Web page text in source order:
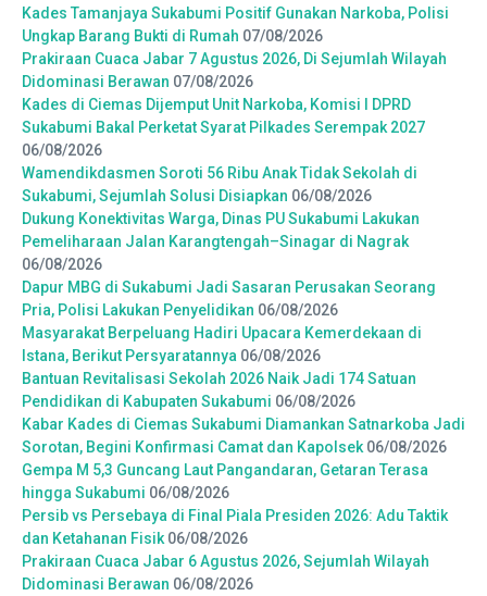
Kades Tamanjaya Sukabumi Positif Gunakan Narkoba, Polisi
Ungkap Barang Bukti di Rumah 07/08/2026
Prakiraan Cuaca Jabar 7 Agustus 2026, Di Sejumlah Wilayah
Didominasi Berawan 07/08/2026
Kades di Ciemas Dijemput Unit Narkoba, Komisi I DPRD
Sukabumi Bakal Perketat Syarat Pilkades Serempak 2027
06/08/2026
Wamendikdasmen Soroti 56 Ribu Anak Tidak Sekolah di
Sukabumi, Sejumlah Solusi Disiapkan 06/08/2026
Dukung Konektivitas Warga, Dinas PU Sukabumi Lakukan
Pemeliharaan Jalan Karangtengah–Sinagar di Nagrak
06/08/2026
Dapur MBG di Sukabumi Jadi Sasaran Perusakan Seorang
Pria, Polisi Lakukan Penyelidikan 06/08/2026
Masyarakat Berpeluang Hadiri Upacara Kemerdekaan di
Istana, Berikut Persyaratannya 06/08/2026
Bantuan Revitalisasi Sekolah 2026 Naik Jadi 174 Satuan
Pendidikan di Kabupaten Sukabumi 06/08/2026
Kabar Kades di Ciemas Sukabumi Diamankan Satnarkoba Jadi
Sorotan, Begini Konfirmasi Camat dan Kapolsek 06/08/2026
Gempa M 5,3 Guncang Laut Pangandaran, Getaran Terasa
hingga Sukabumi 06/08/2026
Persib vs Persebaya di Final Piala Presiden 2026: Adu Taktik
dan Ketahanan Fisik 06/08/2026
Prakiraan Cuaca Jabar 6 Agustus 2026, Sejumlah Wilayah
Didominasi Berawan 06/08/2026